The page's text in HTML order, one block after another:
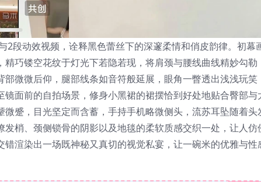
2段动效视频，诠释黑色蕾丝下的深邃柔情和俏皮韵律。初幕
巧镂空花纹于灯光下若隐若现，将肩颈与腰线曲线精妙勾勒
微微后仰，腿部线条如音符般延展，眼角一瞥透出浅浅玩笑
面前的自拍场景，修身小黑裙的裙摆恰到好处地贴合臀部与
蹙，目光坚定而含蓄，手持手机略微侧头，流苏耳坠随着头
梢、颈侧锁骨的阴影以及地毯的柔软质感交织一处，让人仿
渲染出一场既神秘又真切的视觉私宴，让一碗米的优雅与性